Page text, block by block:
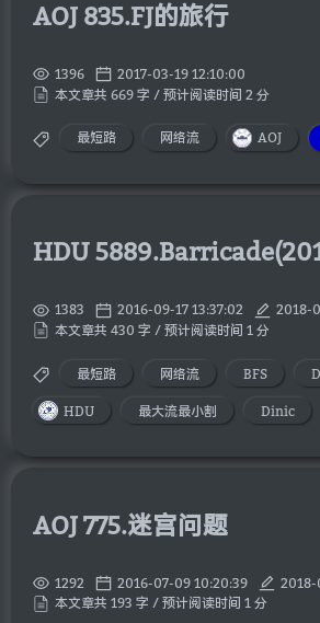
AOJ 835.FJ的旅行
1396
2017-03-19 12:10:00
本文章共 669 字 / 预计阅读时间 2 分
最短路 网络流 AOJ
1383 2016-09-17 13:37:02
2018-
本文章共 430 字 / 预计阅读时间 1 分
最短路 网络流 BFS
HDU 最大流最小割 Dinic
AOJ 775.迷宫问题
1292 2016-07-09 10:20:39
2018-
本文章共 193 字 / 预计阅读时间 1 分